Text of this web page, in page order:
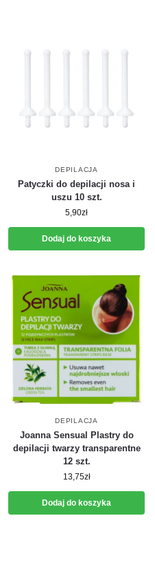
DEPILACJA
Patyczki do depilacji nosa i
uszu 10 szt.
5,90zł
Dodaj do koszyka
DEPILACJA
Joanna Sensual Plastry do
depilacji twarzy transparentne
12 szt.
13,75zł
Dodaj do koszyka